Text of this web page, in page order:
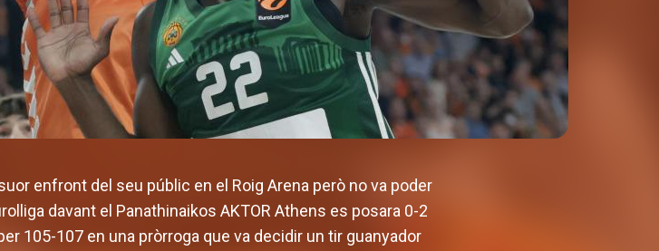
enfront del seu públic en el Roig Arena però no va poder
davant el Panathinaikos AKTOR Athens es posara 0-2
105-107 en una pròrroga que va decidir un tir guanyador